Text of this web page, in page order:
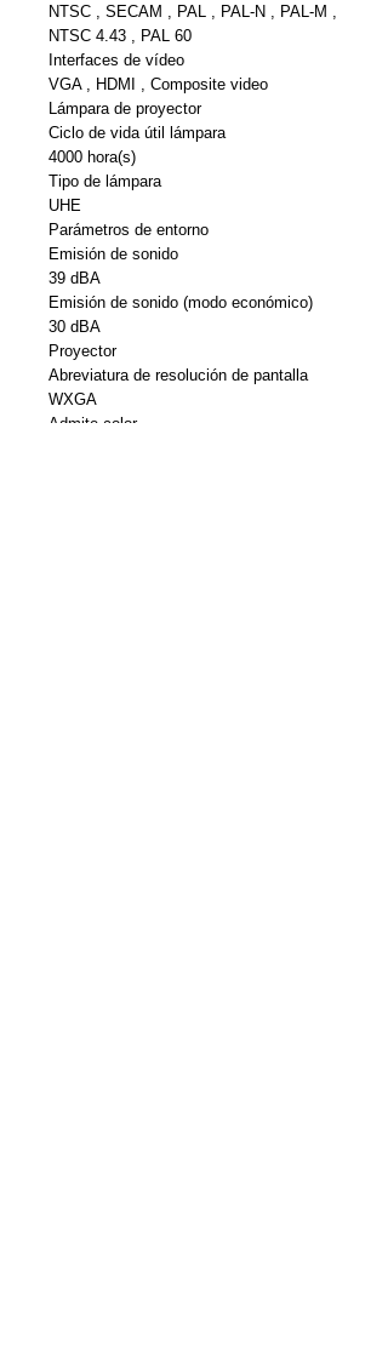
NTSC , SECAM , PAL , PAL-N , PAL-M ,
NTSC 4.43 , PAL 60
Interfaces de vídeo
VGA , HDMI , Composite video
Lámpara de proyector
Ciclo de vida útil lámpara
4000 hora(s)
Tipo de lámpara
UHE
Parámetros de entorno
Emisión de sonido
39 dBA
Emisión de sonido (modo económico)
30 dBA
Proyector
Abreviatura de resolución de pantalla
WXGA
Admite color